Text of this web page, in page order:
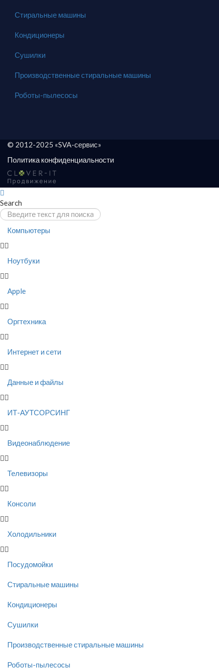
Стиральные машины
Кондиционеры
Сушилки
Производственные стиральные машины
Роботы-пылесосы
© 2012-2025 «SVA-сервис»
Политика конфиденциальности
Search
Компьютеры
Ноутбуки
Apple
Оргтехника
Интернет и сети
Данные и файлы
ИТ-АУТСОРСИНГ
Видеонаблюдение
Телевизоры
Консоли
Холодильники
Посудомойки
Стиральные машины
Кондиционеры
Сушилки
Производственные стиральные машины
Роботы-пылесосы